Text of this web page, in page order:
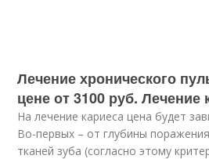
Лечение хронического
цене от 3100 руб. Лечение
На лечение кариеса цена будет
Во-первых – от глубины
тканей зуба (согласно этому